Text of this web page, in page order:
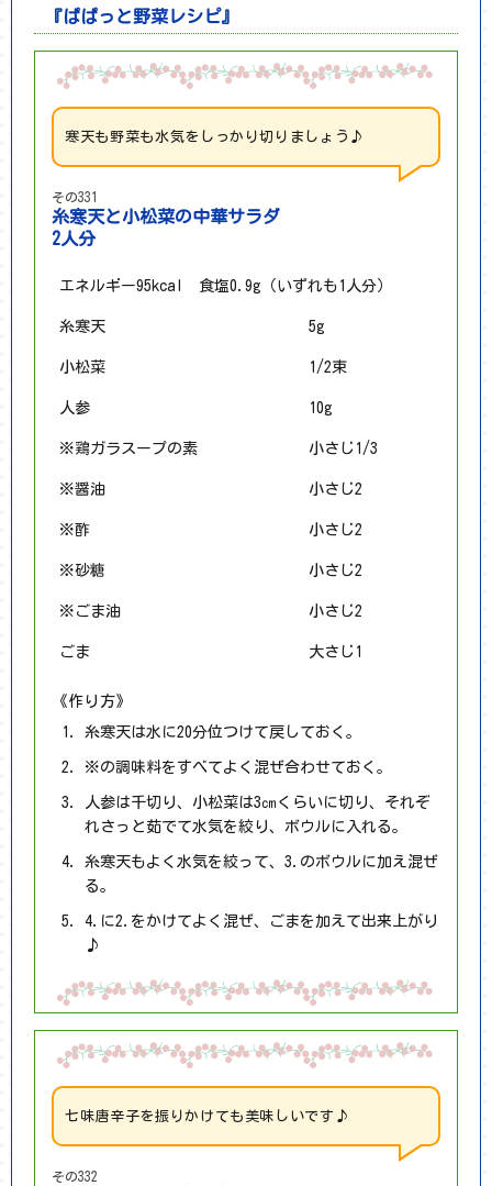
『ぱぱっと野菜レシピ』
寒天も野菜も水気をしっかり切りましょう♪
その331
糸寒天と小松菜の中華サラダ
2人分
エネルギー95kcal 食塩0.9g（いずれも1人分）
糸寒天 5g
小松菜 1/2束
人参 10g
※鶏ガラスープの素 小さじ1/3
※醤油 小さじ2
※酢 小さじ2
※砂糖 小さじ2
※ごま油 小さじ2
ごま 大さじ1
《作り方》
糸寒天は水に20分位つけて戻しておく。
※の調味料をすべてよく混ぜ合わせておく。
人参は千切り、小松菜は3㎝くらいに切り、それぞ
れさっと茹でて水気を絞り、ボウルに入れる。
糸寒天もよく水気を絞って、3.のボウルに加え混ぜ
る。
4.に2.をかけてよく混ぜ、ごまを加えて出来上がり
♪
七味唐辛子を振りかけても美味しいです♪
その332